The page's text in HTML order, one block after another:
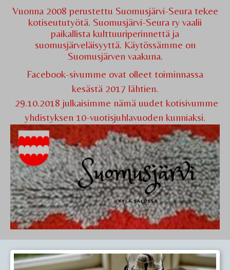
Vuonna 2008 perustettu Suomusjärvi-Seura tekee
kotiseututyötä. Suomusjärvi-Seura ry vaalii
paikallista kulttuuriperinnettä ja
suomusjärveläisyyttä. Käytössämme on
Suomusjärven vaakuna.
Facebook-sivumme ovat olleet toiminnassa
kesästä 2017 lähtien.
29.10.2018 julkaisimme nämä uudet kotisivumme
yhdistyksen 10-vuotisjuhlavuoden kunniaksi.